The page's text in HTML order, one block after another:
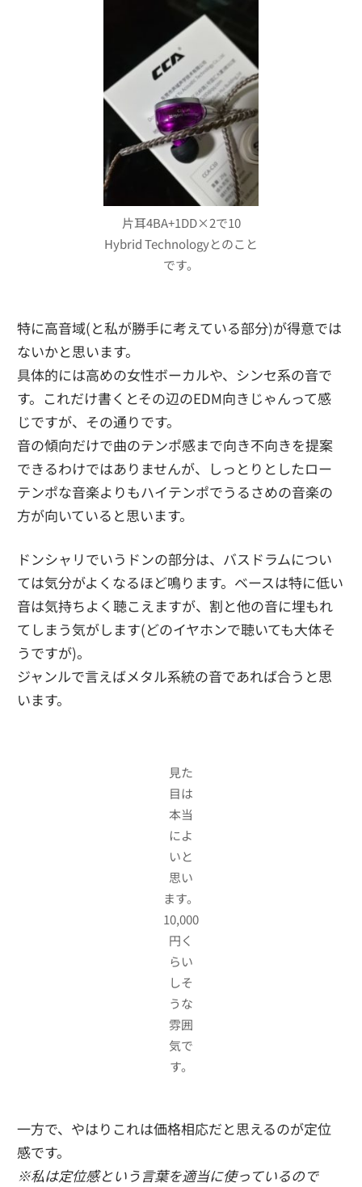
片耳4BA+1DD×2で10
Hybrid Technologyとのこと
です。
特に高音域(と私が勝手に考えている部分)が得意では
ないかと思います。
具体的には高めの女性ボーカルや、シンセ系の音で
す。これだけ書くとその辺のEDM向きじゃんって感
じですが、その通りです。
音の傾向だけで曲のテンポ感まで向き不向きを提案
できるわけではありませんが、しっとりとしたロー
テンポな音楽よりもハイテンポでうるさめの音楽の
方が向いていると思います。
ドンシャリでいうドンの部分は、バスドラムについ
ては気分がよくなるほど鳴ります。ベースは特に低い
音は気持ちよく聴こえますが、割と他の音に埋もれ
てしまう気がします(どのイヤホンで聴いても大体そ
うですが)。
ジャンルで言えばメタル系統の音であれば合うと思
います。
見た
目は
本当
によ
いと
思い
ます。
10,000
円く
らい
しそ
うな
雰囲
気で
す。
一方で、やはりこれは価格相応だと思えるのが定位
感です。
※私は定位感という言葉を適当に使っているので